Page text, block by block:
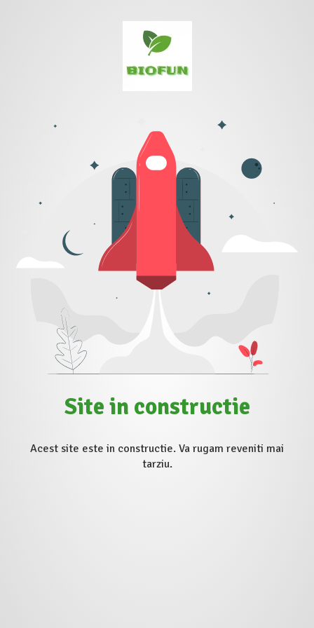
Site in constructie
Acest site este in constructie. Va rugam reveniti mai
tarziu.